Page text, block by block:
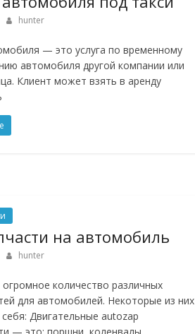
hunter
— это услуга по временному
автомобиля другой компании или
Клиент может взять в аренду
на автомобиль
hunter
количество различных
для автомобилей. Некоторые из них
Двигательные autozap